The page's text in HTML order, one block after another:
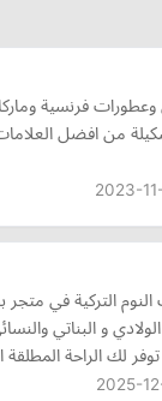
فرنسية
من افضل
2023-
التركية في متجر
و البناتي
لك الراحة المطلقة
2025-